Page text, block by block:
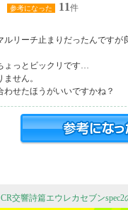
参考になった 11件
ルリーチ止まりだったんですが
ょっとビックリです…
せん。
わせたほうがいいですかね？
CR交響詩篇エウレカセブン